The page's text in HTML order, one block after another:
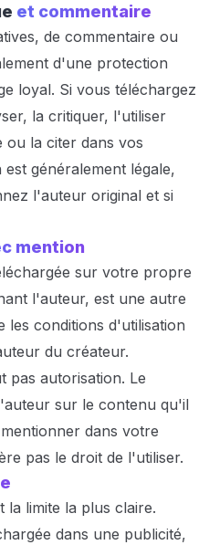
et commentaire
de commentaire ou
d'une protection
loyal. Si vous téléchargez
la critiquer, l'utiliser
ou la citer dans vos
généralement légale,
l'auteur original et si
mention
sur votre propre
l'auteur, est une autre
les conditions d'utilisation
du créateur.
pas autorisation. Le
sur le contenu qu'il
dans votre
pas le droit de l'utiliser.
la limite la plus claire.
dans une publicité,